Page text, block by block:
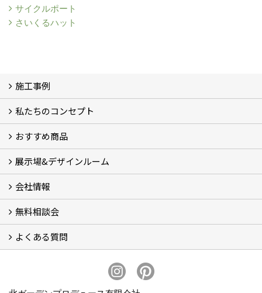
サイクルポート
さいくるハット
施工事例
施工事例
お客様の声 (46)
私たちのコンセプト
コンセプト
完成までの流れ
お庭のメンテナンスについて
おすすめ商品
オリジナル帆布のサイクルポート
NEW スマートサイクルポート
おしゃれな物置 (8)
門扉 (6)
ウッドフェンス (16)
アイアンの商品 (6)
ガーデニング雑貨 (3)
ガーデン書&ガーデンアート
こだわりのオリジナル商品 一覧
おすすめの植物 (29)
箱庭ガーデン
ポット苗
展示場&デザインルーム
展示場&デザインルーム
会社情報
会社概要
スタッフ紹介 (11)
ブログ
コラム
アクセス
求人募集
無料相談会
無料相談会
よくある質問
アフターサービス・アフターメンテナンスについて (3)